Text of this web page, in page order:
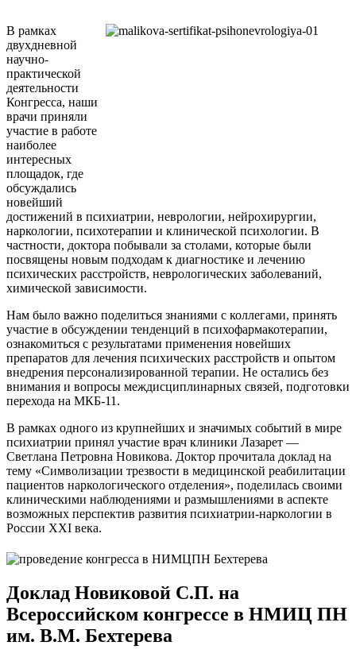
В рамках
двухдневной
научно-
практической
деятельности
Конгресса, наши
врачи приняли
участие в работе
наиболее
интересных
площадок, где
обсуждались
новейший
достижений в психиатрии, неврологии, нейрохирургии,
наркологии, психотерапии и клинической психологии. В
частности, доктора побывали за столами, которые были
посвящены новым подходам к диагностике и лечению
психических расстройств, неврологических заболеваний,
химической зависимости.
Нам было важно поделиться знаниями с коллегами, принять
участие в обсуждении тенденций в психофармакотерапии,
ознакомиться с результатами применения новейших
препаратов для лечения психических расстройств и опытом
внедрения персонализированной терапии. Не остались без
внимания и вопросы междисциплинарных связей, подготовки
перехода на МКБ-11.
В рамках одного из крупнейших и значимых событий в мире
психиатрии принял участие врач клиники Лазарет —
Светлана Петровна Новикова. Доктор прочитала доклад на
тему «Символизации трезвости в медицинской реабилитации
пациентов наркологического отделения», поделилась своими
клиническими наблюдениями и размышлениями в аспекте
возможных перспектив развития психиатрии-наркологии в
России XXI века.
Доклад Новиковой С.П. на
Всероссийском конгрессе в НМИЦ ПН
им. В.М. Бехтерева